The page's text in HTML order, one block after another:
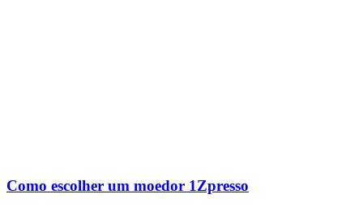
Como escolher um moedor 1Zpresso